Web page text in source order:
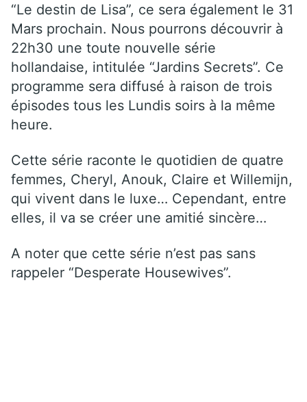
“Le destin de Lisa”, ce sera également le 31
Mars prochain. Nous pourrons découvrir à
22h30 une toute nouvelle série
hollandaise, intitulée “Jardins Secrets”. Ce
programme sera diffusé à raison de trois
épisodes tous les Lundis soirs à la même
heure.
Cette série raconte le quotidien de quatre
femmes, Cheryl, Anouk, Claire et Willemijn,
qui vivent dans le luxe… Cependant, entre
elles, il va se créer une amitié sincère…
A noter que cette série n’est pas sans
rappeler “Desperate Housewives”.